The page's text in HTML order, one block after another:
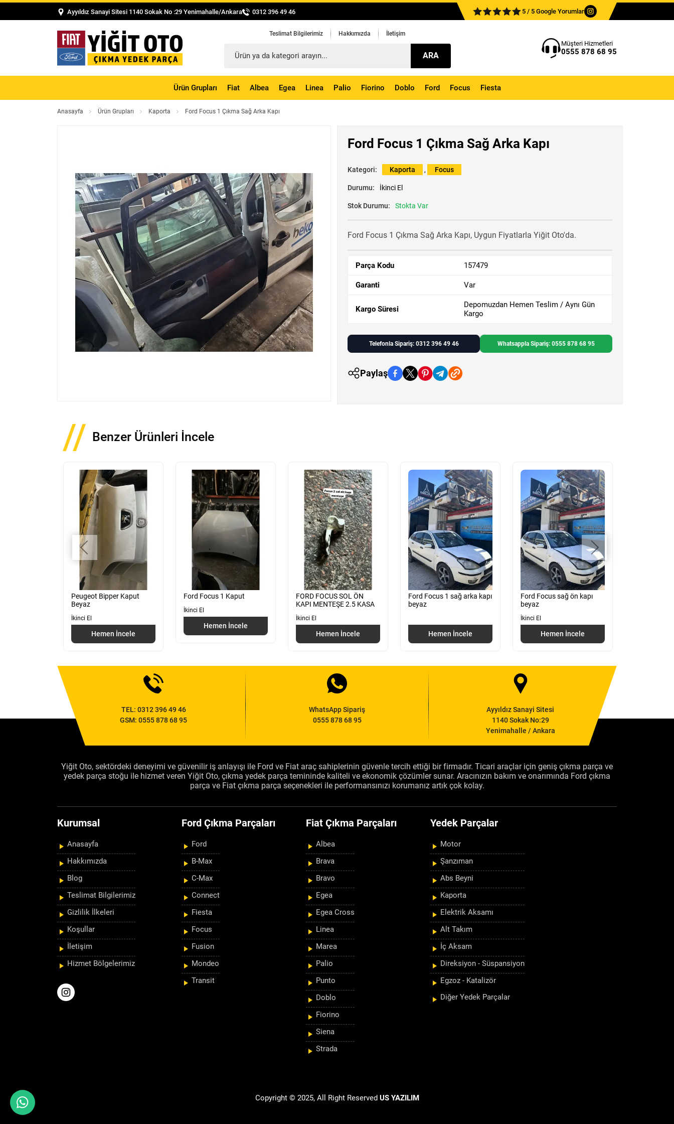
Ayyıldız Sanayi Sitesi 1140 Sokak No :29 Yenimahalle/Ankara 0312 396 49 46 5 / 5 Google Yorumlar
Teslimat Bilgilerimiz Hakkımızda İletişim
ARA
Müşteri Hizmetleri
0555 878 68 95
Ürün Grupları Fiat Albea Egea Linea Palio Fiorino Doblo Ford Focus Fiesta
Anasayfa Ürün Grupları Kaporta Ford Focus 1 Çıkma Sağ Arka Kapı
Ford Focus 1 Çıkma Sağ Arka Kapı
Kategori: Kaporta , Focus
Durumu: İkinci El
Stok Durumu: Stokta Var
Ford Focus 1 Çıkma Sağ Arka Kapı, Uygun Fiyatlarla Yiğit Oto'da.
Parça Kodu 157479
Garanti Var
Kargo Süresi
Depomuzdan Hemen Teslim / Aynı Gün
Kargo
Telefonla Sipariş: 0312 396 49 46 Whatsappla Sipariş: 0555 878 68 95
Paylaş
Benzer Ürünleri İncele
Peugeot Bipper Kaput
Beyaz
İkinci El
Hemen İncele
Ford Focus 1 Kaput
İkinci El
Hemen İncele
FORD FOCUS SOL ÖN
KAPI MENTEŞE 2.5 KASA
İkinci El
Hemen İncele
Ford Focus 1 sağ arka kapı
beyaz
Hemen İncele
Ford Focus sağ ön kapı
beyaz
İkinci El
Hemen İncele
TEL: 0312 396 49 46
GSM:0555 878 68 95
WhatsApp Sipariş
0555 878 68 95
Ayyıldız Sanayi Sitesi
1140 Sokak No:29
Yenimahalle / Ankara
Yiğit Oto, sektördeki deneyimi ve güvenilir iş anlayışı ile Ford ve Fiat araç sahiplerinin güvenle tercih ettiği bir firmadır. Ticari araçlar için geniş çıkma parça ve
yedek parça stoğu ile hizmet veren Yiğit Oto, çıkma yedek parça temininde kaliteli ve ekonomik çözümler sunar. Aracınızın bakım ve onarımında Ford çıkma
parça ve Fiat çıkma parça seçenekleri ile performansınızı korumanız artık çok kolay.
Kurumsal
Anasayfa
Hakkımızda
Blog
Teslimat Bilgilerimiz
Gizlilik İlkeleri
Koşullar
İletişim
Hizmet Bölgelerimiz
Ford Çıkma Parçaları
Ford
B-Max
C-Max
Connect
Fiesta
Focus
Fusion
Mondeo
Transit
Fiat Çıkma Parçaları
Albea
Brava
Bravo
Egea
Egea Cross
Linea
Marea
Palio
Punto
Doblo
Fiorino
Siena
Strada
Yedek Parçalar
Motor
Şanzıman
Abs Beyni
Kaporta
Elektrik Aksamı
Alt Takım
İç Aksam
Direksiyon - Süspansiyon
Egzoz - Katalizör
Diğer Yedek Parçalar
Copyright © 2025, All Right Reserved US YAZILIM